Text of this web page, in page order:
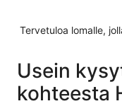
Tervetuloa lomalle,
Usein
kohteesta